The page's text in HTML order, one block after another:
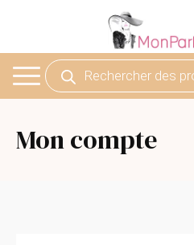
Recherche
de
produits
Mon compte